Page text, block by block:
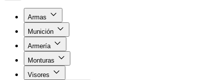
Armas
Munición
Armería
Monturas
Visores